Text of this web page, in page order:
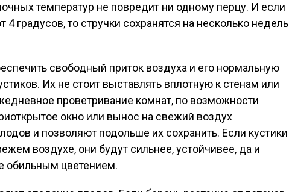
температур не повредит ни одному перцу. И если
4 градусов, то стручки сохранятся на несколько недель
свободный приток воздуха и его нормальную
Их не стоит выставлять вплотную к стенам или
проветривание комнат, по возможности
окно или вынос на свежий воздух
и позволяют подольше их сохранить. Если кустики
воздухе, они будут сильнее, устойчивее, да и
обильным цветением.